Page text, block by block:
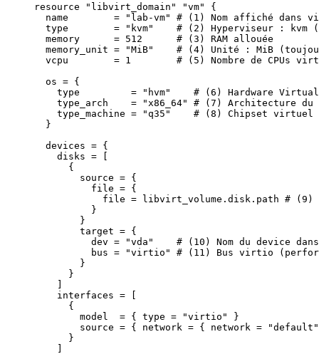
resource "libvirt_domain" "vm"
{
name = " lab-vm"
# (1) Nom affiché dans
type = " kvm"
# (2) Hyperviseur :
memory = 512
# (3) RAM allouée
memory_unit = "MiB"
# (4) Unité : MiB
vcpu = 1
# (5) Nombre de CPUs
os = {
type
= " hvm"
# (6) Hardware Virtual
type_arch
= " x86_64"
# (7) Architecture du
type_machine = "q35 "
# (8) Chipset virtuel :
}
devices = {
disks =
{
source = {
file = {
file = libvirt_volume.disk.path # (9)
}
}
target = {
dev = "vda "
# (10) Nom du device
bus = "virtio "
# (11) Bus virtio
}
}
interfaces =
{
model
= { type = "virtio "
source = { network = { network = "default "
}